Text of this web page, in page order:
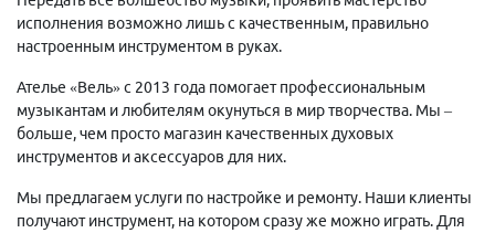
исполнения возможно лишь с качественным, правильно
настроенным инструментом в руках.
Ателье «Вель» с 2013 года помогает профессиональным
музыкантам и любителям окунуться в мир творчества. Мы –
больше, чем просто магазин качественных духовых
инструментов и аксессуаров для них.
Мы предлагаем услуги по настройке и ремонту. Наши клиенты
получают инструмент, на котором сразу же можно играть. Для